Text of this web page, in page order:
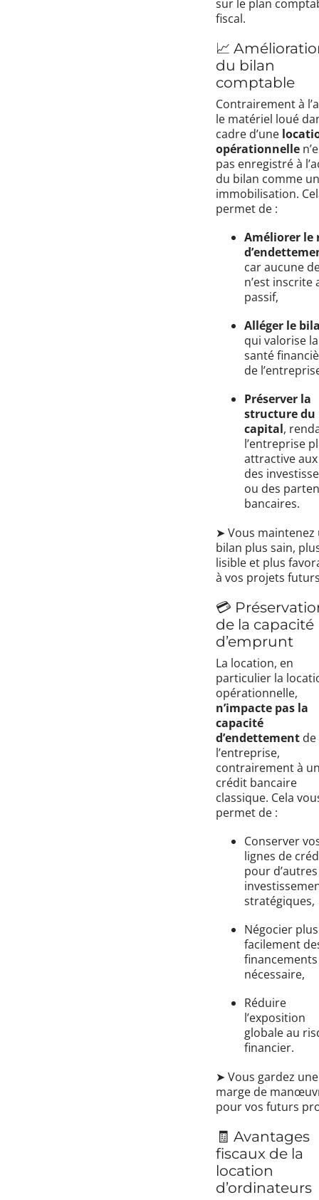
sur le plan
fiscal.
📈
du bilan
comptable
Contrairement à
le matériel loué
cadre d’une
opérationnelle
pas enregistré à
du bilan comme
immobilisation.
permet de :
Améliorer le
car aucune
n’est inscrite
passif,
Alléger le
qui valorise la
santé
de
Préserver la
structure du
capital,
l’entreprise
attractive
des
ou des
bancaires.
➤ Vous maintenez
bilan plus sain,
lisible et plus
à vos projets
💳
de la capacité
d’emprunt
La location, en
particulier la
opérationnelle,
n’impacte pas la
capacité
d’endettement de
l’entreprise,
contrairement à
crédit bancaire
classique. Cela
permet de :
Conserver
lignes de
pour d’autres
stratégiques,
Négocier plus
facilement
nécessaire,
Réduire
l’exposition
globale au
financier.
➤ Vous gardez une
marge de
pour vos futurs
🧾 Avantages
fiscaux de la
location
d’ordinateurs